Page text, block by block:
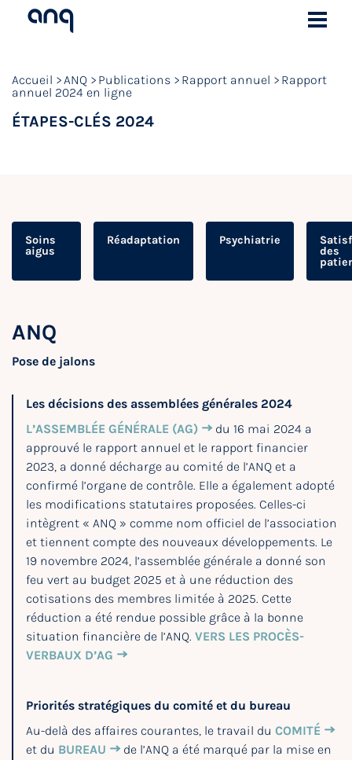
Accueil ANQ Publications Rapport annuel
Rapport
annuel 2024 en ligne
ÉTAPES-CLÉS 2024
Soins
aigus
Réadaptation Psychiatrie
des
ANQ
Pose de jalons
Les décisions des assemblées générales 2024
L’ASSEMBLÉE GÉNÉRALE (AG)
du 16 mai 2024 a
approuvé le rapport annuel et le rapport financier
2023, a donné décharge au comité de l’ANQ et a
confirmé l’organe de contrôle. Elle a également adopté
les modifications statutaires proposées. Celles-ci
intègrent « ANQ » comme nom officiel de l’association
et tiennent compte des nouveaux développements. Le
19 novembre 2024, l’assemblée générale a donné son
feu vert au budget 2025 et à une réduction des
cotisations des membres limitée à 2025. Cette
réduction a été rendue possible grâce à la bonne
situation financière de l’ANQ. VERS LES PROCÈS-
VERBAUX D’AG
Priorités stratégiques du comité et du bureau
Au-delà des affaires courantes, le travail du COMITÉ
et du BUREAU
de l’ANQ a été marqué par la mise en